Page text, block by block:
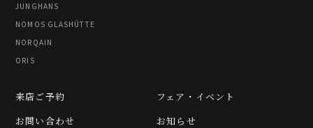
JUNGHANS
NOMOS GLASHÜTTE
NORQAIN
ORIS
フェア・イベント
お知らせ
来店ご予約
お問い合わせ